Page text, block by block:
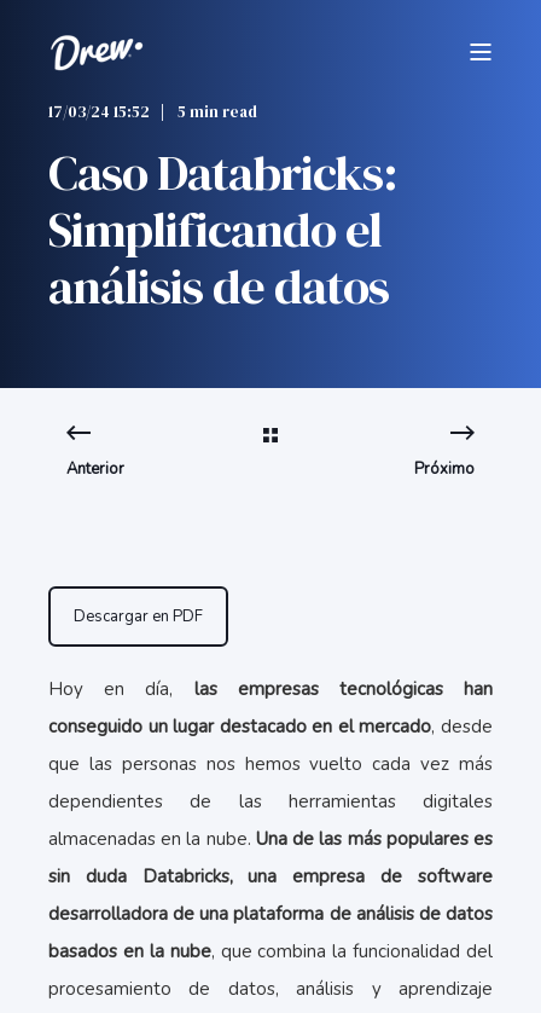
17/03/24 15:52 5 min read
Caso Databricks:
Simplificando el
análisis de datos
Anterior Próximo
Descargar en PDF
Hoy en día, las empresas tecnológicas han
conseguido un lugar destacado en el mercado, desde
que las personas nos hemos vuelto cada vez más
dependientes de las herramientas digitales
almacenadas en la nube. Una de las más populares es
sin duda Databricks, una empresa de software
desarrolladora de una plataforma de análisis de datos
basados en la nube, que combina la funcionalidad del
procesamiento de datos, análisis y aprendizaje